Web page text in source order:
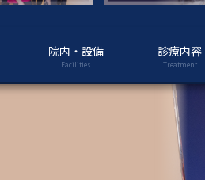
院内・設備
Facilities
診療内容
Treatment